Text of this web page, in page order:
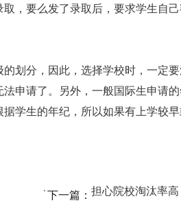
，要么发了录取后，要求学生自
划分，因此，选择学校时，一定
申请了。另外，一般国际生申请
学生的年纪，所以如果有上学较
下一篇：